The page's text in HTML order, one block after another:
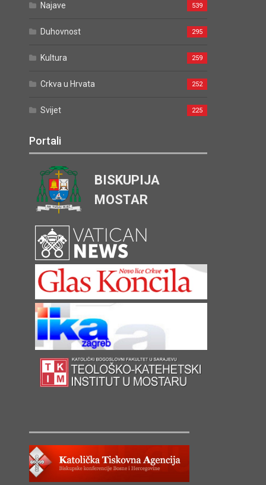
Najave 539
Duhovnost 295
Kultura 259
Crkva u Hrvata 252
Svijet 225
Portali
BISKUPIJA
MOSTAR